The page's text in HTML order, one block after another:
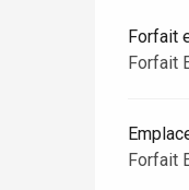
Forfait
Forfait
Forfait